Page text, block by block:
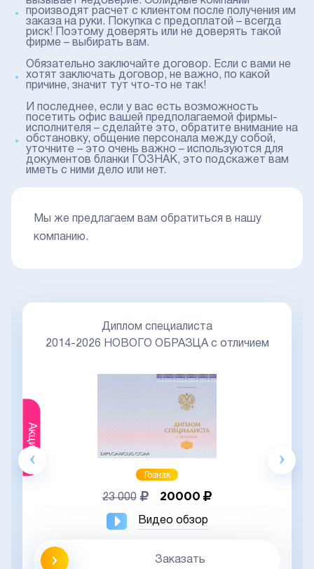
производят расчет с клиентом после получения им
заказа на руки. Покупка с предоплатой – всегда
риск! Поэтому доверять или не доверять такой
фирме – выбирать вам.
Обязательно заключайте договор. Если с вами не
хотят заключать договор, не важно, по какой
причине, значит тут что-то не так!
И последнее, если у вас есть возможность
посетить офис вашей предполагаемой фирмы-
исполнителя – сделайте это, обратите внимание на
обстановку, общение персонала между собой,
уточните – это очень важно – используются для
документов бланки ГОЗНАК, это подскажет вам
иметь с ними дело или нет.
Мы же предлагаем вам обратиться в нашу
компанию.
Акция
Диплом специалиста
2014-2026 НОВОГО ОБРАЗЦА с отличием
Гознак
23 000 20000
Видео обзор
Заказать